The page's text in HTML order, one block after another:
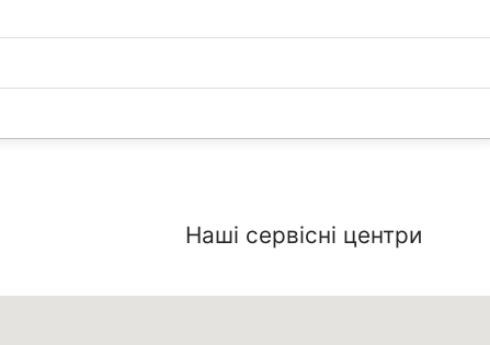
Наші сервісні центри